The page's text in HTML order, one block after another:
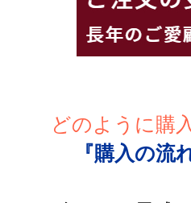
どのように購
『購入の流